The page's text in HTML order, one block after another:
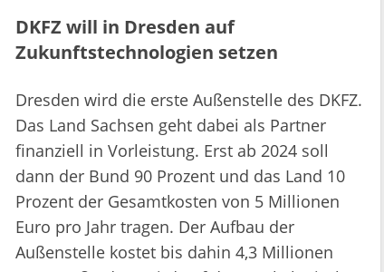
DKFZ will in Dresden auf
Zukunftstechnologien setzen
Dresden wird die erste Außenstelle des DKFZ.
Das Land Sachsen geht dabei als Partner
finanziell in Vorleistung. Erst ab 2024 soll
dann der Bund 90 Prozent und das Land 10
Prozent der Gesamtkosten von 5 Millionen
Euro pro Jahr tragen. Der Aufbau der
Außenstelle kostet bis dahin 4,3 Millionen